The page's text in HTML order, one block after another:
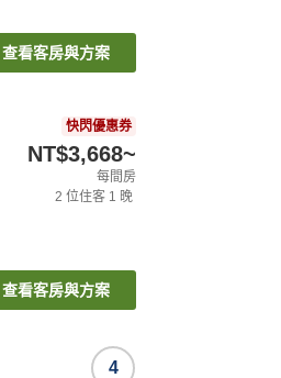
查看客房與方案
快閃優惠券
NT$3,668~
每間房
2 位住客 1 晚
查看客房與方案
4